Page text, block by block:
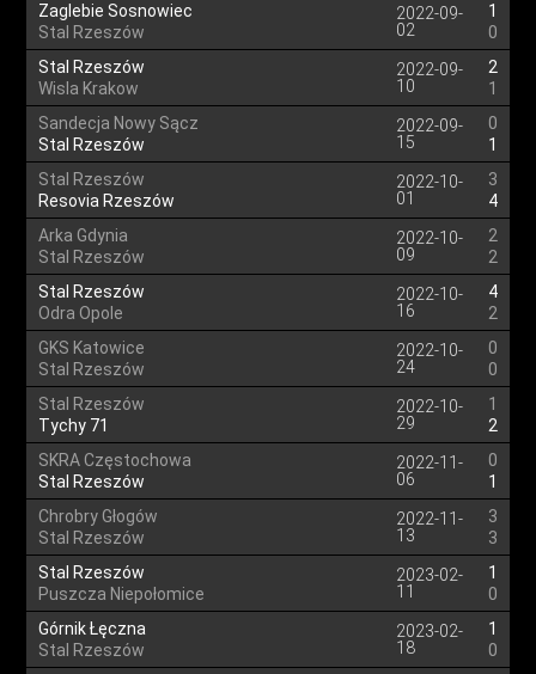
Zaglebie Sosnowiec
Stal Rzeszów
2022-09-
02
1
0
Stal Rzeszów
Wisla Krakow
2022-09-
10
2
1
Sandecja Nowy Sącz
Stal Rzeszów
2022-09-
15
0
1
Stal Rzeszów
Resovia Rzeszów
2022-10-
01
3
4
Arka Gdynia
Stal Rzeszów
2022-10-
09
2
2
Stal Rzeszów
Odra Opole
2022-10-
16
4
2
GKS Katowice
Stal Rzeszów
2022-10-
24
0
0
Stal Rzeszów
Tychy 71
2022-10-
29
1
2
SKRA Częstochowa
Stal Rzeszów
2022-11-
06
0
1
Chrobry Głogów
Stal Rzeszów
2022-11-
13
3
3
Stal Rzeszów
Puszcza Niepołomice
2023-02-
11
1
0
Górnik Łęczna
Stal Rzeszów
2023-02-
18
1
0